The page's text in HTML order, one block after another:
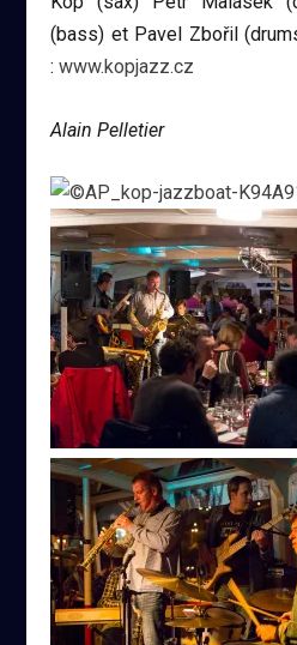
(bass) et Pavel Zbořil
:www.kopjazz.cz
Alain Pelletier